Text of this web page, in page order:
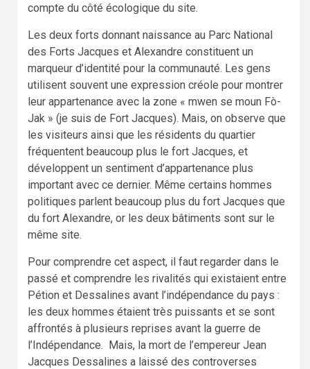
compte du côté écologique du site.
Les deux forts donnant naissance au Parc National
des Forts Jacques et Alexandre constituent un
marqueur d’identité pour la communauté. Les gens
utilisent souvent une expression créole pour montrer
leur appartenance avec la zone « mwen se moun Fò-
Jak » (je suis de Fort Jacques). Mais, on observe que
les visiteurs ainsi que les résidents du quartier
fréquentent beaucoup plus le fort Jacques, et
développent un sentiment d’appartenance plus
important avec ce dernier. Même certains hommes
politiques parlent beaucoup plus du fort Jacques que
du fort Alexandre, or les deux bâtiments sont sur le
même site.
Pour comprendre cet aspect, il faut regarder dans le
passé et comprendre les rivalités qui existaient entre
Pétion et Dessalines avant l’indépendance du pays :
les deux hommes étaient très puissants et se sont
affrontés à plusieurs reprises avant la guerre de
l’Indépendance. Mais, la mort de l’empereur Jean
Jacques Dessalines a laissé des controverses